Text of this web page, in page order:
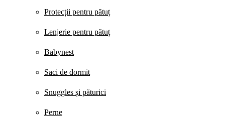
Protecții pentru pătuț
Lenjerie pentru pătuț
Babynest
Saci de dormit
Snuggles și păturici
Perne